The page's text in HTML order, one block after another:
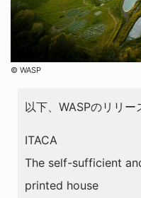
©︎ WASP
以下、WASPのリリー
ITACA
The self-sufficient
printed house